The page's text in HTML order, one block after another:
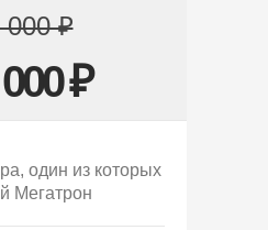
000 ₽
₽
один из которых
Мегатрон